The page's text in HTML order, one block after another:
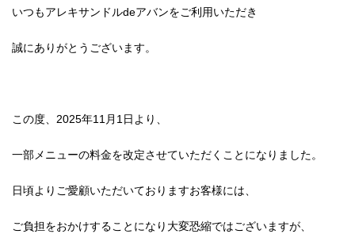
いつもアレキサンドルdeアバンをご利用いただき
誠にありがとうございます。
この度、2025年11月1日より、
一部メニューの料金を改定させていただくことになりました。
日頃よりご愛顧いただいておりますお客様には、
ご負担をおかけすることになり大変恐縮ではございますが、